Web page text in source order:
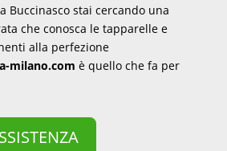
Buccinasco stai cercando una
che conosca le tapparelle e
alla perfezione
milano.com è quello che fa per